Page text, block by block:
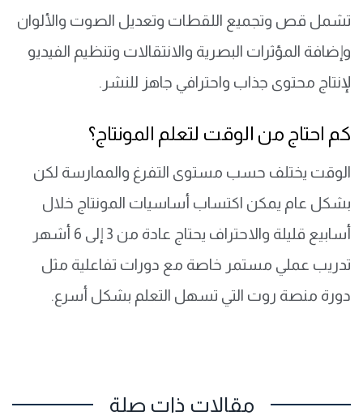
تشمل قص وتجميع اللقطات وتعديل الصوت والألوان
وإضافة المؤثرات البصرية والانتقالات وتنظيم الفيديو
لإنتاج محتوى جذاب واحترافي جاهز للنشر.
كم احتاج من الوقت لتعلم المونتاج؟
الوقت يختلف حسب مستوى التفرغ والممارسة لكن
بشكل عام يمكن اكتساب أساسيات المونتاج خلال
أسابيع قليلة والاحتراف يحتاج عادة من 3 إلى 6 أشهر
تدريب عملي مستمر خاصة مع دورات تفاعلية مثل
دورة منصة روت التي تسهل التعلم بشكل أسرع.
مقالات ذات صلة